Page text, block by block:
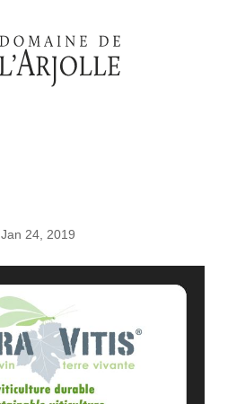
Jan 24, 2019